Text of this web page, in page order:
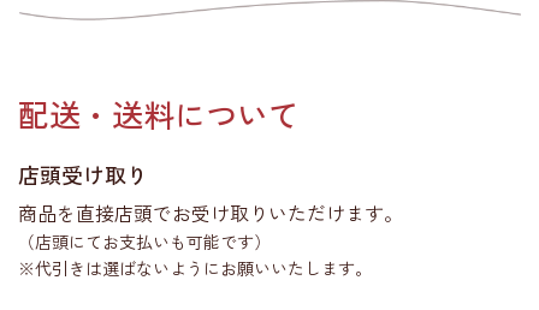
配送・送料について
店頭受け取り
商品を直接店頭でお受け取りいただけます。
（店頭にてお支払いも可能です）
※代引きは選ばないようにお願いいたします。